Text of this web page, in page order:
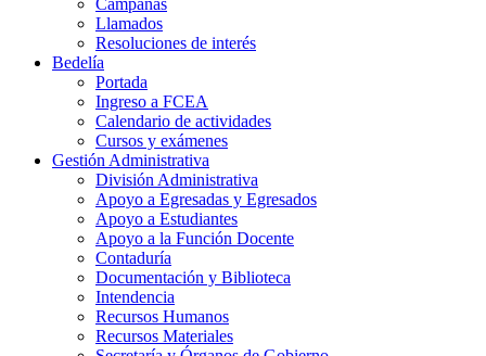
Campañas
Llamados
Resoluciones de interés
Bedelía
Portada
Ingreso a FCEA
Calendario de actividades
Cursos y exámenes
Gestión Administrativa
División Administrativa
Apoyo a Egresadas y Egresados
Apoyo a Estudiantes
Apoyo a la Función Docente
Contaduría
Documentación y Biblioteca
Intendencia
Recursos Humanos
Recursos Materiales